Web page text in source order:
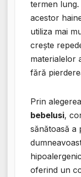
termen
acestor
utiliza mai
crește
materialelor
fără
Prin
bebelusi,
sănătoasă a
oferind un